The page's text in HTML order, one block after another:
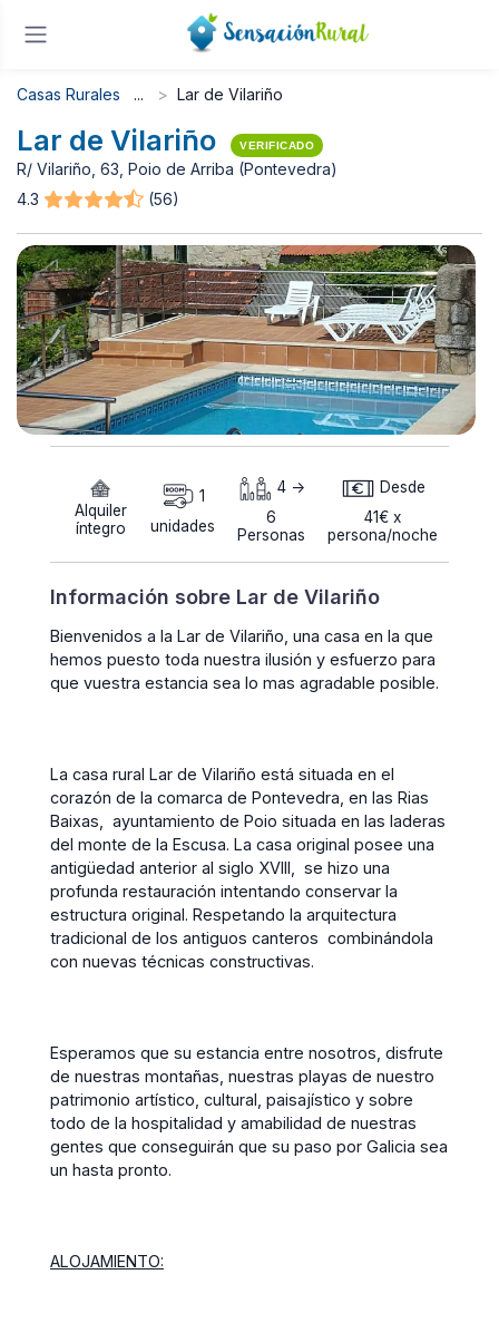
Casas Rurales Lar de Vilariño
Lar de Vilariño VERIFICADO
R/ Vilariño, 63, Poio de Arriba (Pontevedra)
4.3
(56)
Alquiler
íntegro
1
unidades
4 ->
6
Personas
Desde
41€ x
persona/noche
Información sobre Lar de Vilariño
Bienvenidos a la Lar de Vilariño, una casa en la que
hemos puesto toda nuestra ilusión y esfuerzo para
que vuestra estancia sea lo mas agradable posible.
La casa rural Lar de Vilariño está situada en el
corazón de la comarca de Pontevedra, en las Rias
Baixas, ayuntamiento de Poio situada en las laderas
del monte de la Escusa. La casa original posee una
antigüedad anterior al siglo XVIII, se hizo una
profunda restauración intentando conservar la
estructura original. Respetando la arquitectura
tradicional de los antiguos canteros combinándola
con nuevas técnicas constructivas.
Esperamos que su estancia entre nosotros, disfrute
de nuestras montañas, nuestras playas de nuestro
patrimonio artístico, cultural, paisajístico y sobre
todo de la hospitalidad y amabilidad de nuestras
gentes que conseguirán que su paso por Galicia sea
un hasta pronto.
ALOJAMIENTO: